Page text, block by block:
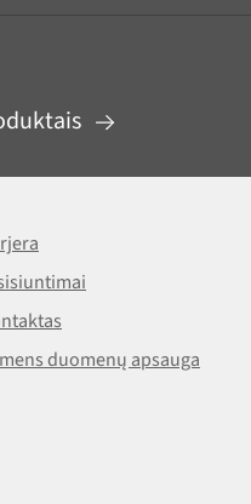
duomenų apsauga